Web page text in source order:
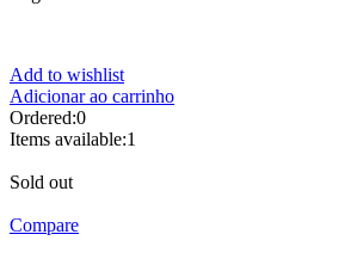
Add to wishlist
Adicionar ao carrinho
Ordered:0
Items available:1
Sold out
Compare